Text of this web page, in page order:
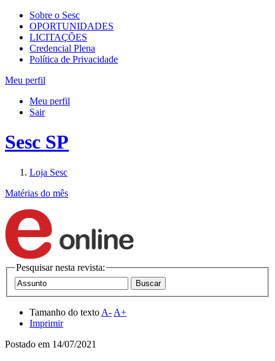
Sobre o Sesc
OPORTUNIDADES
LICITAÇÕES
Credencial Plena
Política de Privacidade
Meu perfil
Meu perfil
Sair
Sesc SP
Loja Sesc
Matérias do mês
Pesquisar nesta revista:
Tamanho do texto A- A+
Imprimir
Postado em 14/07/2021